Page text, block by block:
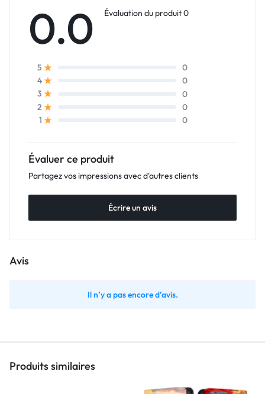
0.0 Évaluation du produit 0
5
0
4
0
3
0
2
0
1
0
Évaluer ce produit
Partagez vos impressions avec d'autres clients
Écrire un avis
Avis
Il n’y a pas encore d’avis.
Produits similaires